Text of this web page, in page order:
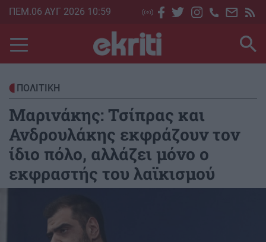
Skip
main
content
ΠΕΜ.06 ΑΥΓ 2026 10:59
ΠΟΛΙΤΙΚΗ
Μαρινάκης: Τσίπρας και
Ανδρουλάκης εκφράζουν τον
ίδιο πόλο, αλλάζει μόνο ο
εκφραστής του λαϊκισμού